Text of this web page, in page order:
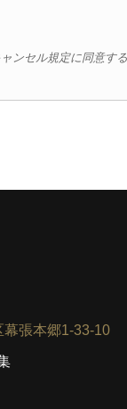
ンセル規定に同意する
張本郷1-33-10